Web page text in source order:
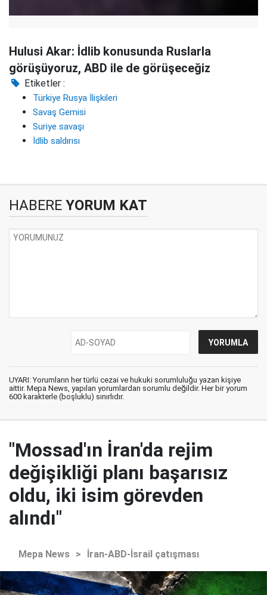
Hulusi Akar: İdlib konusunda Ruslarla
görüşüyoruz, ABD ile de görüşeceğiz
Etiketler :
Türkiye Rusya İlişkileri
Savaş Gemisi
Suriye savaşı
İdlib saldırısı
HABERE YORUM KAT
UYARI: Yorumların her türlü cezai ve hukuki sorumluluğu yazan kişiye
aittir. Mepa News, yapılan yorumlardan sorumlu değildir. Her bir yorum
600 karakterle (boşluklu) sınırlıdır.
"Mossad'ın İran'da rejim
değişikliği planı başarısız
oldu, iki isim görevden
alındı"
Mepa News > İran-ABD-İsrail çatışması